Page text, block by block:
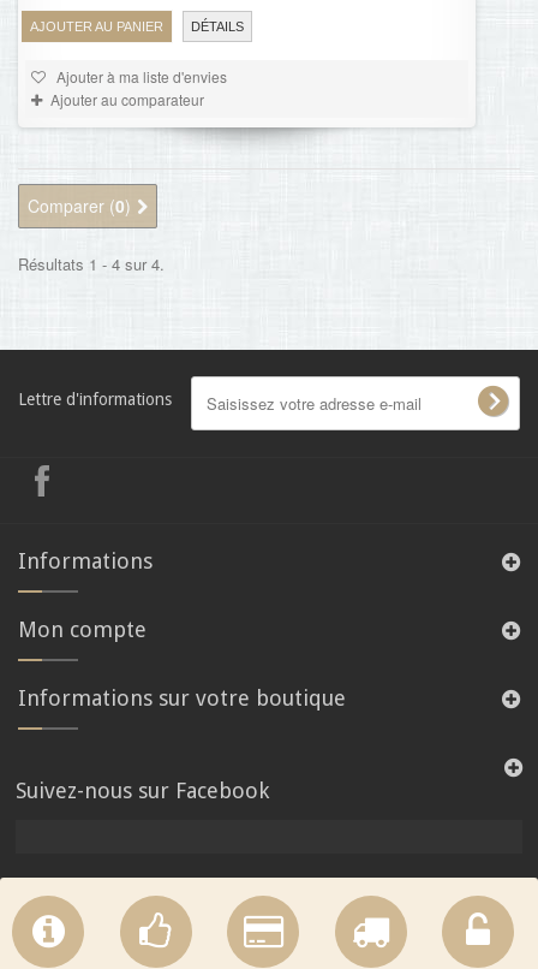
AJOUTER AU PANIER DÉTAILS
Ajouter à ma liste d'envies
Ajouter au comparateur
Comparer (0)
Résultats 1 - 4 sur 4.
Lettre d'informations
Informations
Mon compte
Informations sur votre boutique
Suivez-nous sur Facebook